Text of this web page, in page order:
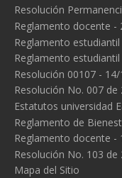
Legales
Resolución
Reglamento docente -
Reglamento
Reglamento
Resolución 00107 -
Resolución No. 007 de
Estatutos universidad
Reglamento de
Reglamento docente -
Resolución No. 103 de
Mapa del Sitio